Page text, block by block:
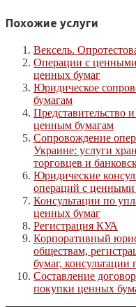
Похожие услуги
Вексель.
Операции с
ценных бумаг
Юридическое
бумагам
Представительство
ценным бумагам
Сопровождение
Украине: услуги
торговцев и
Юридические
операций с ценными
Консультации по
ценных бумаг
Регистрация КУА
Корпоративный
обществам,
бумаг,
Составление
покупки ценных